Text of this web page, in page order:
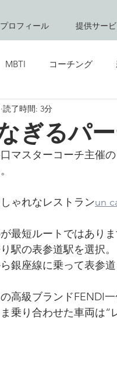
プロフィール 提供サー
MBTI コーチング
グリーティング
ぎるパ
読了時間: 3分
マスターコーチ主催
ゃれなレストランun
最短ルートではあり
駅の表参道駅を選択。
銀座線に乗って表参道
高級ブランドFENDI一
乗り合わせた車両は“